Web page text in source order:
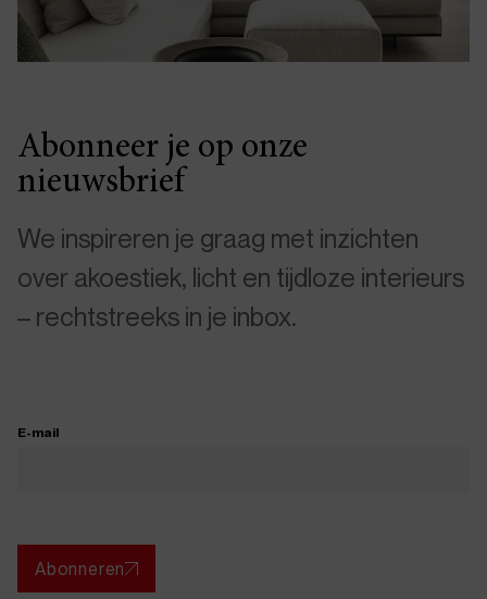
Abonneer je op onze
nieuwsbrief
We inspireren je graag met inzichten
over akoestiek, licht en tijdloze interieurs
– rechtstreeks in je inbox.
E-mail
Abonneren